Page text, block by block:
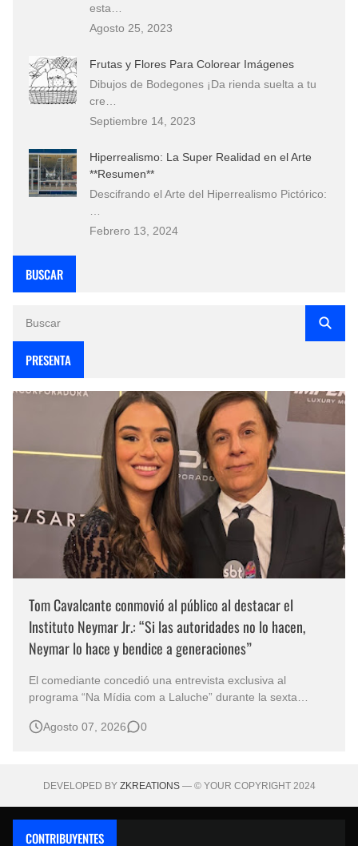
esta…
Agosto 25, 2023
Frutas y Flores Para Colorear Imágenes
Dibujos de Bodegones ¡Da rienda suelta a tu
cre…
Septiembre 14, 2023
Hiperrealismo: La Super Realidad en el Arte
**Resumen**
Descifrando el Arte del Hiperrealismo Pictórico:
Febrero 13, 2024
BUSCAR
PRESENTA
Tom Cavalcante conmovió al público al destacar el
Instituto Neymar Jr.: “Si las autoridades no lo hacen,
Neymar lo hace y bendice a generaciones”
El comediante concedió una entrevista exclusiva al
programa “Na Mídia com a Laluche” durante la sexta
eventos benéficos más importantes de Brasil. En medio del
Agosto 07, 2026 0
DEVELOPED BY ZKREATIONS— © YOUR COPYRIGHT 2024
CONTRIBUYENTES